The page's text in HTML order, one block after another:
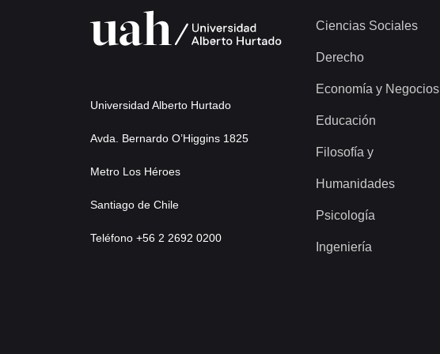
Universidad Alberto Hurtado
Avda. Bernardo O’Higgins 1825
Metro Los Héroes
Santiago de Chile
Teléfono +56 2 2692 0200
Ciencias Sociales
Derecho
Economía y Negocios
Educación
Filosofía y
Humanidades
Psicología
Ingeniería